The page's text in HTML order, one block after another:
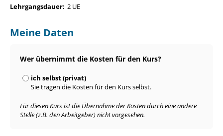
Lehrgangsdauer: 2 UE
Meine Daten
Wer übernimmt die Kosten für den Kurs?
ich selbst (privat)
Sie tragen die Kosten für den Kurs selbst.
Für diesen Kurs ist die Übernahme der Kosten durch eine andere
Stelle (z.B. den Arbeitgeber) nicht vorgesehen.